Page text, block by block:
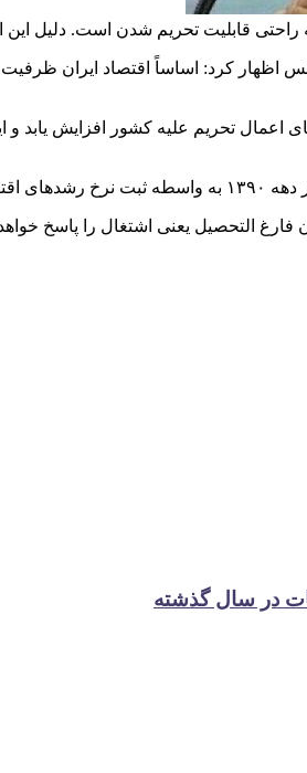
راحتی قابلیت تحریم شدن است. دلیل
کرد: اساساً اقتصاد ایران ظرفیت
تحریم علیه کشور افزایش یابد و
کند.
فارغ التحصیل یعنی اشتغال را پاسخ